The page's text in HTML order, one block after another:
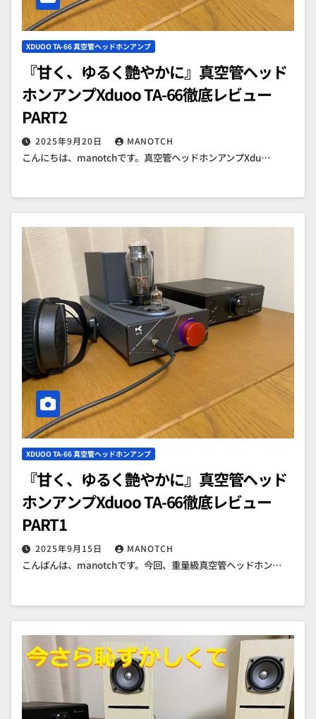
XDUOO TA-66 真空管ヘッドホンアンプ
『甘く、ゆるく艶やかに』真空管ヘッド
ホンアンプXduoo TA-66徹底レビュー
PART2
2025年9月20日 MANOTCH
こんにちは、manotchです。真空管ヘッドホンアンプXdu…
XDUOO TA-66 真空管ヘッドホンアンプ
『甘く、ゆるく艶やかに』真空管ヘッド
ホンアンプXduoo TA-66徹底レビュー
PART1
2025年9月15日 MANOTCH
こんばんは、manotchです。今回、重量級真空管ヘッドホン…